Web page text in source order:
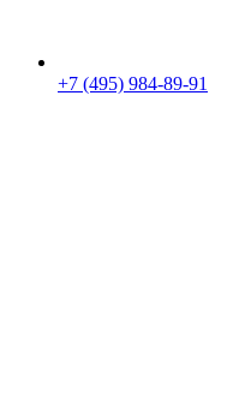
+7 (495) 984-89-91